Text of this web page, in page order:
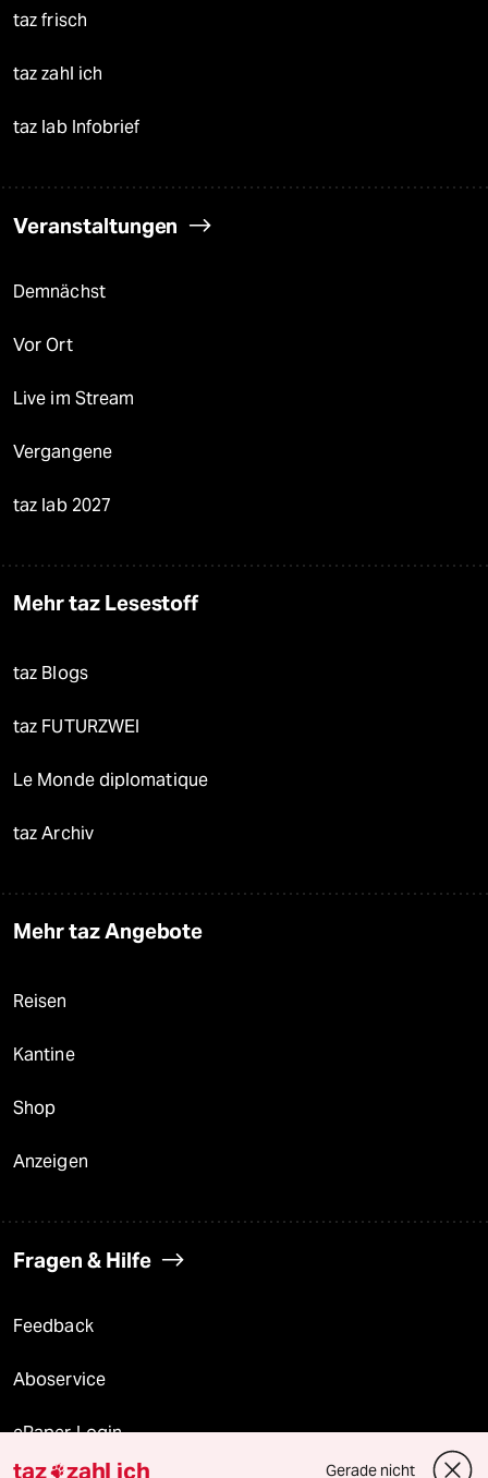
taz frisch
taz zahl ich
taz lab Infobrief
Veranstaltungen
Demnächst
Vor Ort
Live im Stream
Vergangene
taz lab 2027
Mehr taz Lesestoff
taz Blogs
taz FUTURZWEI
Le Monde diplomatique
taz Archiv
Mehr taz Angebote
Reisen
Kantine
Shop
Anzeigen
Fragen & Hilfe
Feedback
Aboservice
ePaper Login
taz zahl ich Gerade nicht